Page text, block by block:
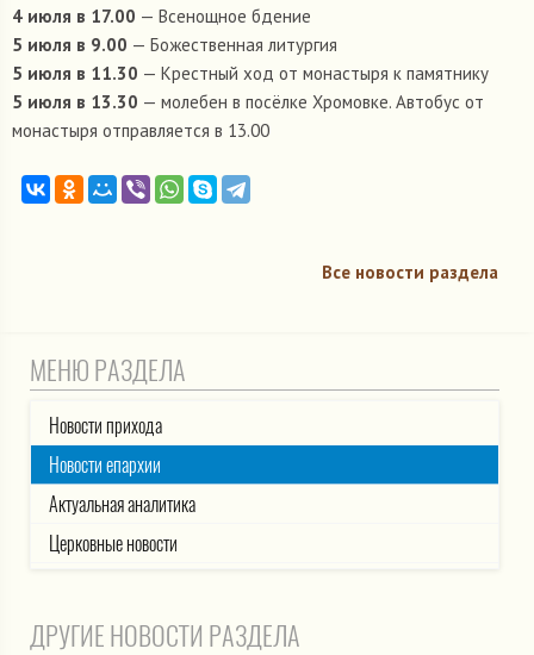
4 июля в 17.00 — Всенощное бдение
5 июля в 9.00 — Божественная литургия
5 июля в 11.30 — Крестный ход от монастыря к памятнику
5 июля в 13.30 — молебен в посёлке Хромовке. Автобус от
монастыря отправляется в 13.00
Все новости раздела
МЕНЮ РАЗДЕЛА
Новости прихода
Новости епархии
Актуальная аналитика
Церковные новости
ДРУГИЕ НОВОСТИ РАЗДЕЛА